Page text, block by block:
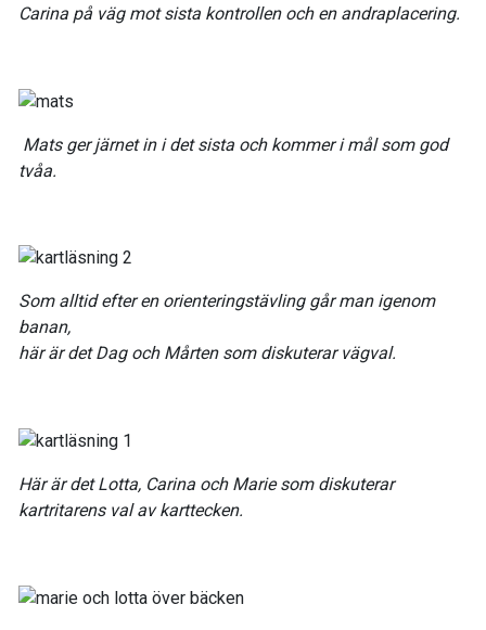
Carina på väg mot sista kontrollen och en andraplacering.
Mats ger järnet in i det sista och kommer i mål som god
tvåa.
Som alltid efter en orienteringstävling går man igenom
banan,
här är det Dag och Mårten som diskuterar vägval.
Här är det Lotta, Carina och Marie som diskuterar
kartritarens val av karttecken.